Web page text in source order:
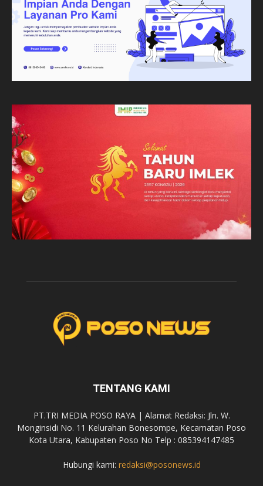
TENTANG KAMI
PT.TRI MEDIA POSO RAYA | Alamat Redaksi: Jln. W.
Monginsidi No. 11 Kelurahan Bonesompe, Kecamatan Poso
Kota Utara, Kabupaten Poso No Telp : 085394147485
Hubungi kami: redaksi@posonews.id